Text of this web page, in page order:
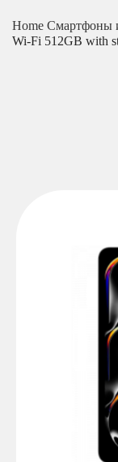
Home Смартфоны
Wi-Fi 512GB with